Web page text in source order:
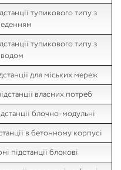
тупикового типу з
тупикового типу з
для міських мереж
власних потреб
блочно-модульні
в бетонному корпусі
підстанції блокові